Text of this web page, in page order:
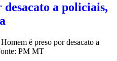
a policiais,
é preso por desacato a
PM MT